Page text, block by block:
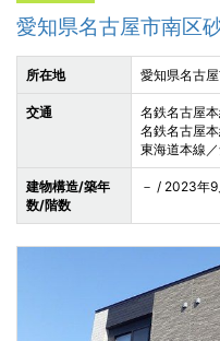
愛知県名古屋市南区
所在地 愛知県名古
交通
名鉄名古屋
名鉄名古屋
東海道本線
建物構造/築年
数/階数
－ / 2023年